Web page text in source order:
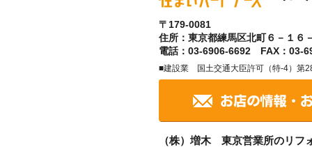
〒179-0081
住所：東京都練馬区北町６－１
電話：03-6906-6692 FAX：03-
■建設業 国土交通大臣許可（特-4）第
（株）増木 東京営業所のリフ